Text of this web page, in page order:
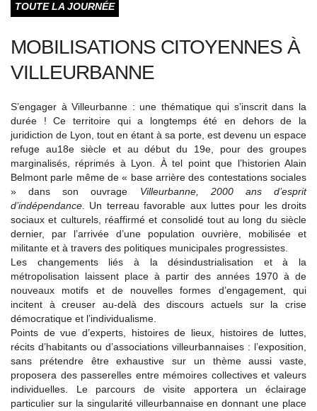
TOUTE LA JOURNÉE
MOBILISATIONS CITOYENNES À
VILLEURBANNE
S’engager à Villeurbanne : une thématique qui s’inscrit dans la
durée ! Ce territoire qui a longtemps été en dehors de la
juridiction de Lyon, tout en étant à sa porte, est devenu un espace
refuge au18e siècle et au début du 19e, pour des groupes
marginalisés, réprimés à Lyon. À tel point que l’historien Alain
Belmont parle même de « base arrière des contestations sociales
» dans son ouvrage Villeurbanne, 2000 ans d’esprit
d’indépendance . Un terreau favorable aux luttes pour les droits
sociaux et culturels, réaffirmé et consolidé tout au long du siècle
dernier, par l’arrivée d’une population ouvrière, mobilisée et
militante et à travers des politiques municipales progressistes.
Les changements liés à la désindustrialisation et à la
métropolisation laissent place à partir des années 1970 à de
nouveaux motifs et de nouvelles formes d’engagement, qui
incitent à creuser au-delà des discours actuels sur la crise
démocratique et l’individualisme.
Points de vue d’experts, histoires de lieux, histoires de luttes,
récits d’habitants ou d’associations villeurbannaises : l’exposition,
sans prétendre être exhaustive sur un thème aussi vaste,
proposera des passerelles entre mémoires collectives et valeurs
individuelles. Le parcours de visite apportera un éclairage
particulier sur la singularité villeurbannaise en donnant une place